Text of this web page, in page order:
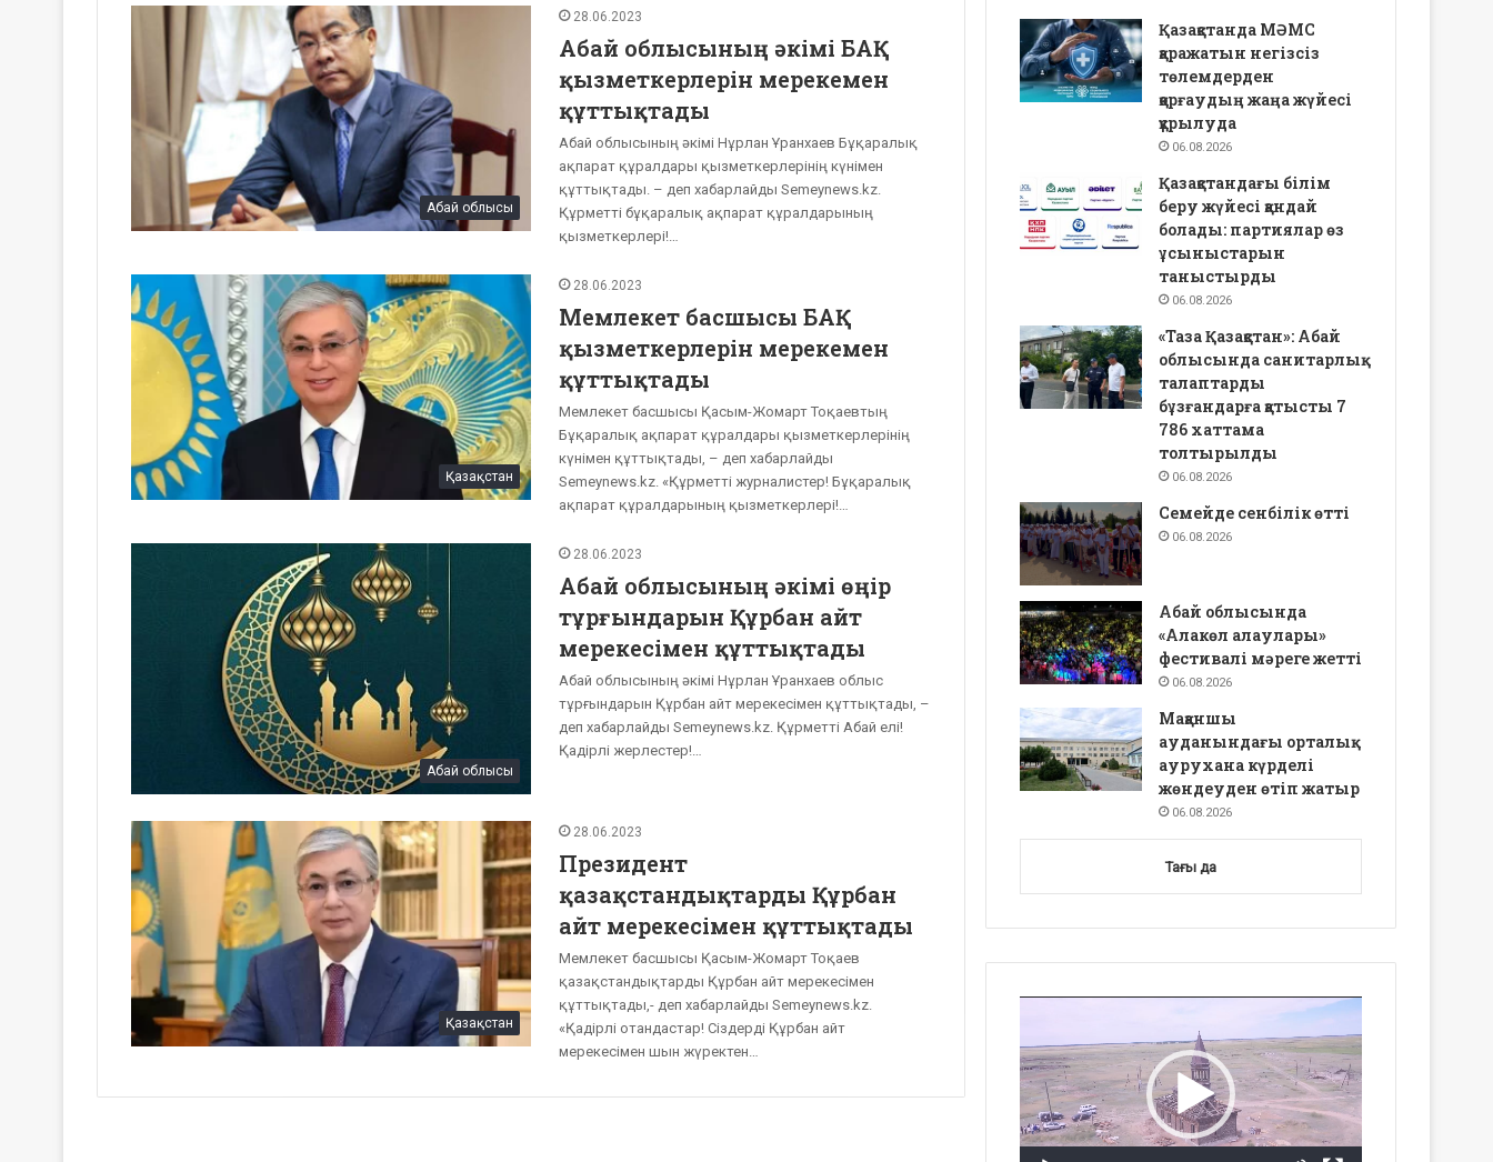
Абай облысы
28.06.2023
Абай облысының әкімі БАҚ
қызметкерлерін мерекемен
құттықтады
Абай облысының әкімі Нұрлан Ұранхаев Бұқаралық
ақпарат құралдары қызметкерлерінің күнімен
құттықтады. – деп хабарлайды Semeynews.kz.
Құрметті бұқаралық ақпарат құралдарының
қызметкерлері!…
Қазақстан
28.06.2023
Мемлекет басшысы БАҚ
қызметкерлерін мерекемен
құттықтады
Мемлекет басшысы Қасым-Жомарт Тоқаевтың
Бұқаралық ақпарат құралдары қызметкерлерінің
күнімен құттықтады, – деп хабарлайды
Semeynews.kz. «Құрметті журналистер! Бұқаралық
ақпарат құралдарының қызметкерлері!…
Абай облысы
28.06.2023
Абай облысының әкімі өңір
тұрғындарын Құрбан айт
мерекесімен құттықтады
Абай облысының әкімі Нұрлан Ұранхаев облыс
тұрғындарын Құрбан айт мерекесімен құттықтады, –
деп хабарлайды Semeynews.kz. Құрметті Абай елі!
Қадірлі жерлестер!…
Қазақстан
28.06.2023
Президент
қазақстандықтарды Құрбан
айт мерекесімен құттықтады
Мемлекет басшысы Қасым-Жомарт Тоқаев
қазақстандықтарды Құрбан айт мерекесімен
құттықтады,- деп хабарлайды Semeynews.kz.
«Қадірлі отандастар! Сіздерді Құрбан айт
мерекесімен шын жүректен…
Қазақстанда МӘМС
қаражатын негізсіз
төлемдерден
қорғаудың жаңа жүйесі
құрылуда
06.08.2026
Қазақстандағы білім
беру жүйесі қандай
болады: партиялар өз
ұсыныстарын
таныстырды
06.08.2026
«Таза Қазақстан»: Абай
облысында санитарлық
талаптарды
бұзғандарға қатысты 7
786 хаттама
толтырылды
06.08.2026
Семейде сенбілік өтті
06.08.2026
Абай облысында
«Алакөл алаулары»
фестивалі мәреге жетті
06.08.2026
Мақаншы
ауданындағы орталық
аурухана күрделі
жөндеуден өтіп жатыр
06.08.2026
Тағы да